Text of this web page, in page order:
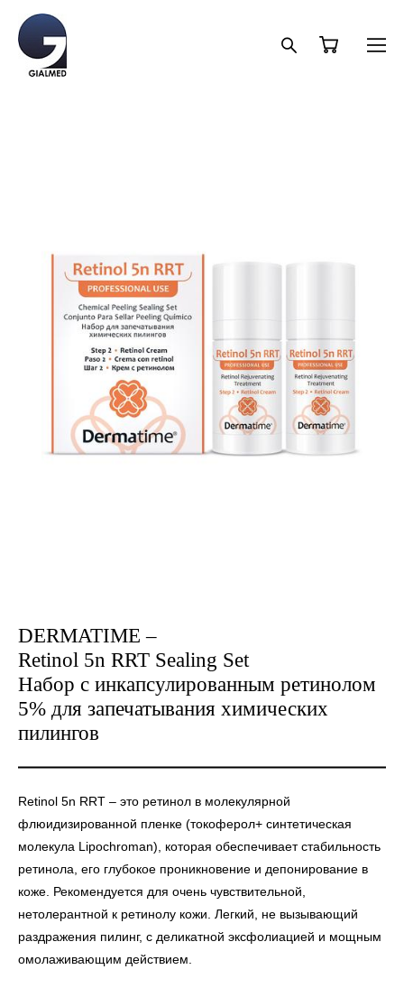
DERMATIME –
Retinol 5n RRT Sealing Set
Набор с инкапсулированным ретинолом
5% для запечатывания химических
пилингов
Retinol 5n RRT – это ретинол в молекулярной
флюидизированной пленке (токоферол+ синтетическая
молекула Lipochroman), которая обеспечивает стабильность
ретинола, его глубокое проникновение и депонирование в
коже. Рекомендуется для очень чувствительной,
нетолерантной к ретинолу кожи. Легкий, не вызывающий
раздражения пилинг, с деликатной эксфолиацией и мощным
омолаживающим действием.